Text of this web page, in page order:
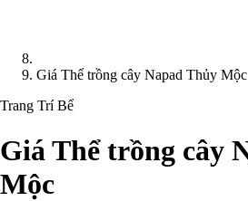
Giá Thể trồng cây Napad Thủy Mộc
Trang Trí Bể
Giá Thể trồng cây
Mộc